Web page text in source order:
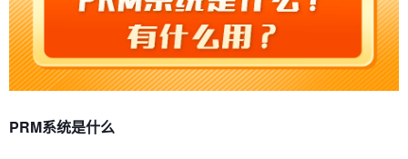
PRM系统是什么